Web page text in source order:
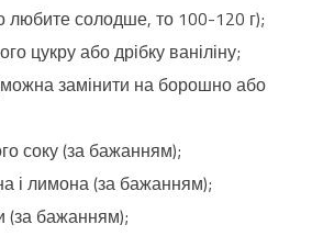
любите солодше, то 100-120 г);
цукру або дрібку ваніліну;
замінити на борошно або
соку (за бажанням);
і лимона (за бажанням);
(за бажанням);